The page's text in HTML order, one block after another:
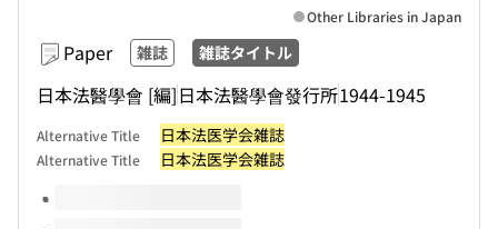
Paper 雑誌 雑誌タイトル
日本法醫學會 [編]日本法醫學會發行所1944-1945
Other Libraries in Japan
Alternative Title 日本法医学会雑誌
Alternative Title 日本法医学会雑誌
Volumes of this title